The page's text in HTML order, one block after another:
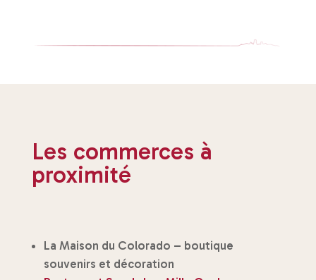
Les commerces à
proximité
La Maison du Colorado – boutique
souvenirs et décoration